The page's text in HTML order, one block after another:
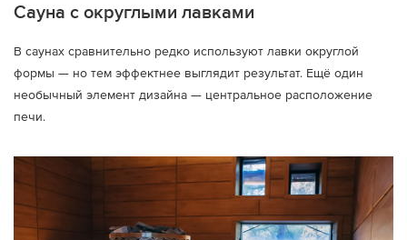
Сауна с округлыми лавками
В саунах сравнительно редко используют лавки округлой
формы — но тем эффектнее выглядит результат. Ещё один
необычный элемент дизайна — центральное расположение
печи.